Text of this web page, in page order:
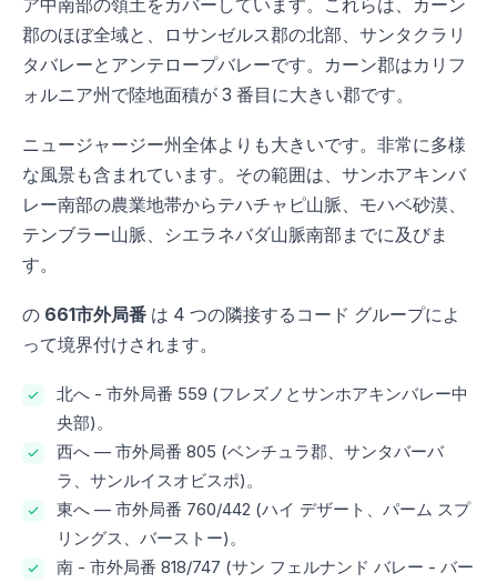
ア中南部の領土をカバーしています。これらは、カーン
郡のほぼ全域と、ロサンゼルス郡の北部、サンタクラリ
タバレーとアンテロープバレーです。カーン郡はカリフ
ォルニア州で陸地面積が 3 番目に大きい郡です。
ニュージャージー州全体よりも大きいです。非常に多様
な風景も含まれています。その範囲は、サンホアキンバ
レー南部の農業地帯からテハチャピ山脈、モハベ砂漠、
テンブラー山脈、シエラネバダ山脈南部までに及びま
す。
の 661市外局番 は 4 つの隣接するコード グループによ
って境界付けされます。
北へ - 市外局番 559 (フレズノとサンホアキンバレー中
央部)。
西へ — 市外局番 805 (ベンチュラ郡、サンタバーバ
ラ、サンルイスオビスポ)。
東へ — 市外局番 760/442 (ハイ デザート、パーム スプ
リングス、バーストー)。
南 - 市外局番 818/747 (サン フェルナンド バレー - バー